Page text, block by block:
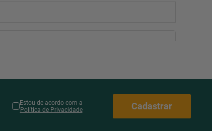
Estou de acordo com a
Política de Privacidade
Cadastrar